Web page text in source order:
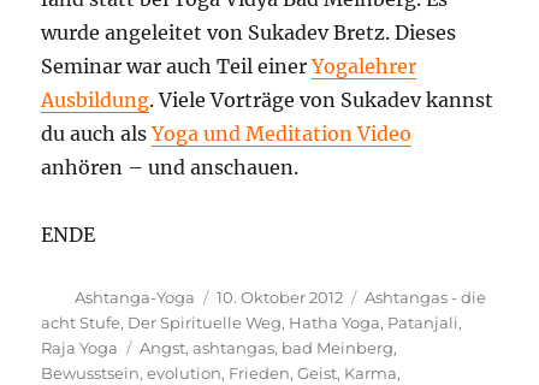
wurde angeleitet von Sukadev Bretz. Dieses
Seminar war auch Teil einerYogalehrer
Ausbildung. Viele Vorträge von Sukadev kannst
du auch alsYoga und Meditation Video
anhören – und anschauen.
ENDE
Autor
Ashtanga-Yoga
Veröffentlicht
am
10. Oktober 2012 Kategorien
Ashtangas - die
acht Stufe, Der Spirituelle Weg, Hatha Yoga, Patanjali,
Raja Yoga
Schlagwörter
Angst,ashtangas, bad Meinberg,
Bewusstsein,evolution, Frieden,Geist, Karma,